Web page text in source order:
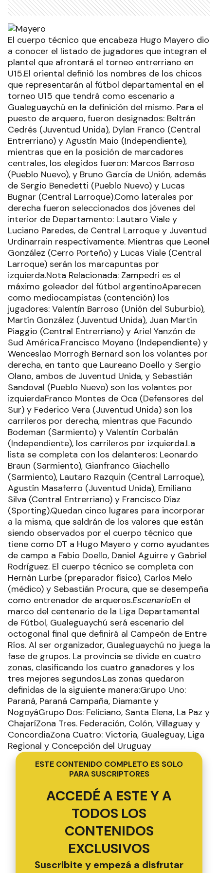
El cuerpo técnico que encabeza Hugo Mayero dio
a conocer el listado de jugadores que integran el
plantel que afrontará el torneo entrerriano en
U15.El oriental definió los nombres de los chicos
que representarán al fútbol departamental en el
torneo U15 que tendrá como escenario a
Gualeguaychú en la definición del mismo. Para el
puesto de arquero, fueron designados: Beltrán
Cedrés (Juventud Unida), Dylan Franco (Central
Entrerriano) y Agustín Maio (Independiente),
mientras que en la posición de marcadores
centrales, los elegidos fueron: Marcos Barroso
(Pueblo Nuevo), y Bruno García de Unión, además
de Sergio Benedetti (Pueblo Nuevo) y Lucas
Bugnar (Central Larroque).Como laterales por
derecha fueron seleccionados dos jóvenes del
interior de Departamento: Lautaro Viale y
Luciano Paredes, de Central Larroque y Juventud
Urdinarrain respectivamente. Mientras que Leonel
González (Cerro Porteño) y Lucas Viale (Central
Larroque) serán los marcapuntas por
izquierda.Nota Relacionada: Zampedri es el
máximo goleador del fútbol argentinoAparecen
como mediocampistas (contención) los
jugadores: Valentín Barroso (Unión del Suburbio),
Martín González (Juventud Unida), Juan Martín
Piaggio (Central Entrerriano) y Ariel Yanzón de
Sud América.Francisco Moyano (Independiente) y
Wenceslao Morrogh Bernard son los volantes por
derecha, en tanto que Laureano Doello y Sergio
Olano, ambos de Juventud Unida, y Sebastián
Sandoval (Pueblo Nuevo) son los volantes por
izquierdaFranco Montes de Oca (Defensores del
Sur) y Federico Vera (Juventud Unida) son los
carrileros por derecha, mientras que Facundo
Bodeman (Sarmiento) y Valentín Corbalán
(Independiente), los carrileros por izquierda.La
lista se completa con los delanteros: Leonardo
Braun (Sarmiento), Gianfranco Giachello
(Sarmiento), Lautaro Razquin (Central Larroque),
Agustín Masaferro (Juventud Unida), Emiliano
Silva (Central Entrerriano) y Francisco Díaz
(Sporting).Quedan cinco lugares para incorporar
a la misma, que saldrán de los valores que están
siendo observados por el cuerpo técnico que
tiene como DT a Hugo Mayero y como ayudantes
de campo a Fabio Doello, Daniel Aguirre y Gabriel
Rodríguez. El cuerpo técnico se completa con
Hernán Lurbe (preparador físico), Carlos Melo
(médico) y Sebastián Procura, que se desempeña
como entrenador de arqueros.EscenarioEn el
marco del centenario de la Liga Departamental
de Fútbol, Gualeguaychú será escenario del
octogonal final que definirá al Campeón de Entre
Ríos. Al ser organizador, Gualeguaychú no juega la
fase de grupos. La provincia se divide en cuatro
zonas, clasificando los cuatro ganadores y los
tres mejores segundos.Las zonas quedaron
definidas de la siguiente manera:Grupo Uno:
Paraná, Paraná Campaña, Diamante y
NogoyáGrupo Dos: Feliciano, Santa Elena, La Paz y
ChajaríZona Tres. Federación, Colón, Villaguay y
ConcordiaZona Cuatro: Victoria, Gualeguay, Liga
Regional y Concepción del Uruguay
ESTE CONTENIDO COMPLETO ES SOLO
PARA SUSCRIPTORES
ACCEDÉ A ESTE Y A
TODOS LOS
CONTENIDOS
EXCLUSIVOS
Suscribite y empezá a disfrutar